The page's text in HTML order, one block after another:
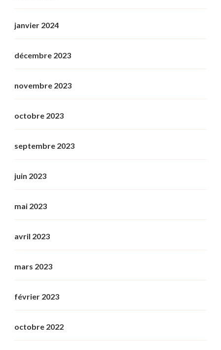
janvier 2024
décembre 2023
novembre 2023
octobre 2023
septembre 2023
juin 2023
mai 2023
avril 2023
mars 2023
février 2023
octobre 2022